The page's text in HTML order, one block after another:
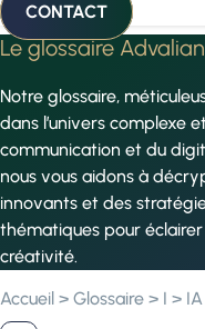
CONTACT
Le glossaire
Notre glossaire,
dans l’univers complexe
communication et du
nous vous aidons à
innovants et des
thématiques pour
créativité.
Accueil > Glossaire > I >